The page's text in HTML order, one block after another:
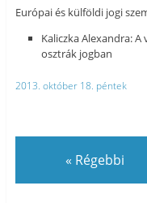
Európai és külföldi jogi
Kaliczka Alexandra:
osztrák jogban
2013. október 18. péntek
« Régebbi